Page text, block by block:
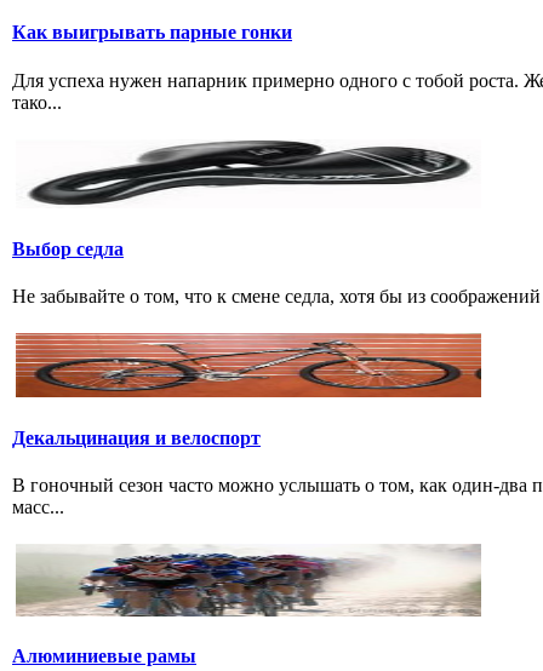
Как выигрывать парные гонки
Для успеха нужен напарник примерно одного с тобой роста.
тако...
Выбор седла
Не забывайте о том, что к смене седла, хотя бы из
Декальцинация и велоспорт
В гоночный сезон часто можно услышать о том, как один-два
масс...
Алюминиевые рамы